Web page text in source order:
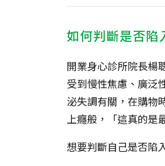
如何判斷是否陷
開業身心診所院長楊
受到慢性焦慮、廣泛
泌失調有關，在購物
上癮般，「這真的是
想要判斷自己是否陷